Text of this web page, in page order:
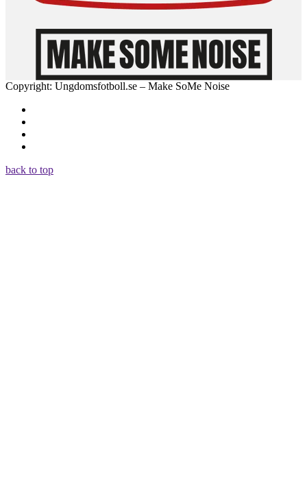
Copyright: Ungdomsfotboll.se – Make SoMe Noise
back to top